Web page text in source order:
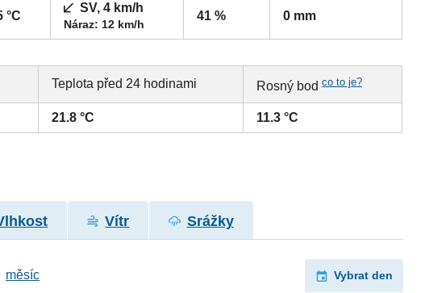
°C
SV, 4 km/h
Náraz: 12 km/h
41 % 0 mm
Teplota před 24 hodinami Rosný bodco to je?
21.8 °C 11.3 °C
Vítr Srážky
měsíc Vybrat den